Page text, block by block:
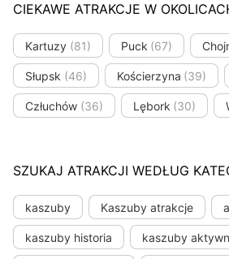
CIEKAWE ATRAKCJE W
Kartuzy (81) Puck (67)
Słupsk (46) Kościerzyna (39)
Człuchów (36) Lębork (30)
SZUKAJ ATRAKCJI WEDŁUG
kaszuby Kaszuby atrakcje
kaszuby historia kaszuby